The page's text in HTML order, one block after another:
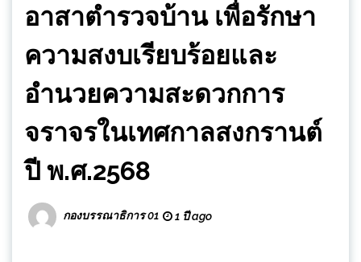
อาสาตำรวจบ้าน เพื่อรักษา
ความสงบเรียบร้อยและ
อำนวยความสะดวกการ
จราจรในเทศกาลสงกรานต์
ปี พ.ศ.2568
กองบรรณาธิการ 01 1 ปี ago